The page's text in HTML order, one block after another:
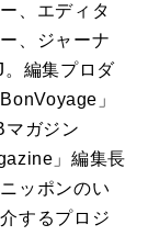
、エディタ
、ジャーナ
。編集プロダ
」
マガジン
」編集長
ッポンのい
するプロジ